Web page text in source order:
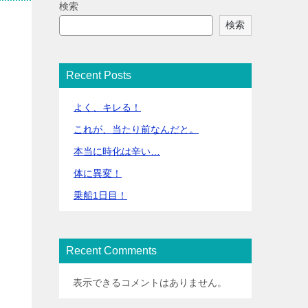
検索
検索
Recent Posts
よく、キレる！
これが、当たり前なんだと。
本当に時化は辛い…
体に異変！
乗船1日目！
Recent Comments
表示できるコメントはありません。